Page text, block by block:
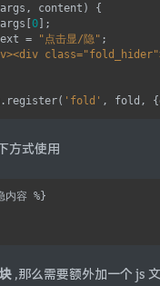
content) {
args[0];
= "点击显/隐" ;
'fold' , fold,
方式使用
内容 %}
,那么需要额外加一个 js